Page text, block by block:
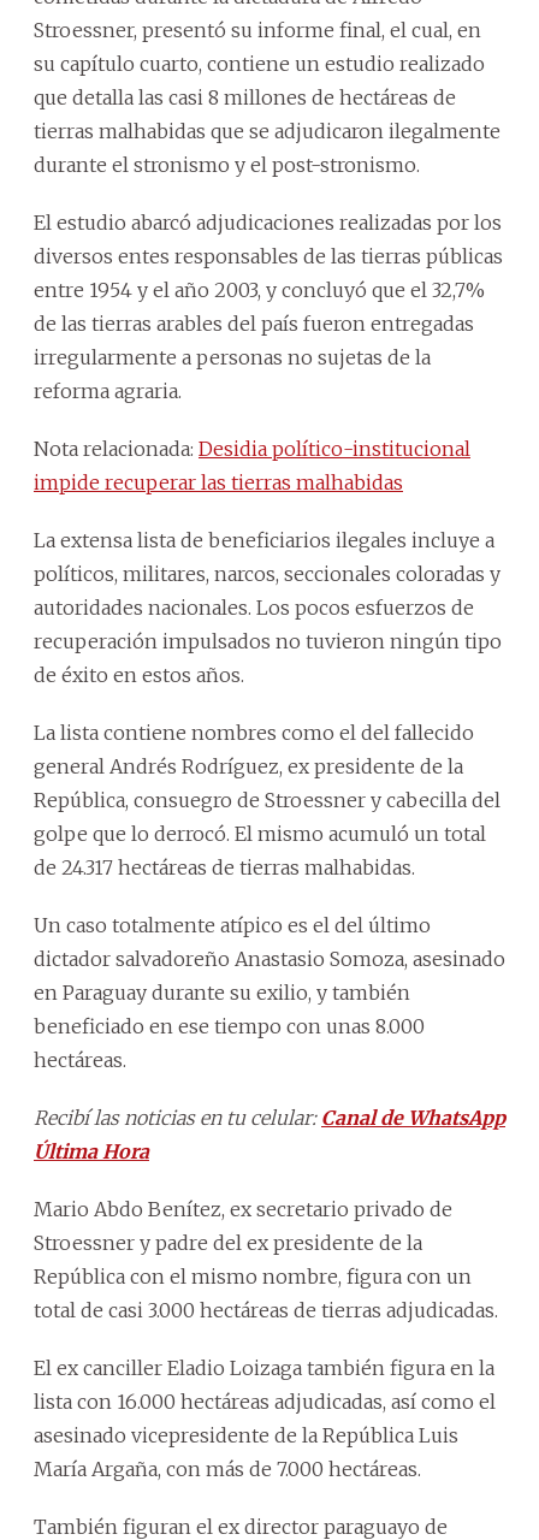
Stroessner, presentó su informe final, el cual, en
su capítulo cuarto, contiene un estudio realizado
que detalla las casi 8 millones de hectáreas de
tierras malhabidas que se adjudicaron ilegalmente
durante el stronismo y el post-stronismo.
El estudio abarcó adjudicaciones realizadas por los
diversos entes responsables de las tierras públicas
entre 1954 y el año 2003, y concluyó que el 32,7%
de las tierras arables del país fueron entregadas
irregularmente a personas no sujetas de la
reforma agraria.
Nota relacionada: Desidia político-institucional
impide recuperar las tierras malhabidas
La extensa lista de beneficiarios ilegales incluye a
políticos, militares, narcos, seccionales coloradas y
autoridades nacionales. Los pocos esfuerzos de
recuperación impulsados no tuvieron ningún tipo
de éxito en estos años.
La lista contiene nombres como el del fallecido
general Andrés Rodríguez, ex presidente de la
República, consuegro de Stroessner y cabecilla del
golpe que lo derrocó. El mismo acumuló un total
de 24.317 hectáreas de tierras malhabidas.
Un caso totalmente atípico es el del último
dictador salvadoreño Anastasio Somoza, asesinado
en Paraguay durante su exilio, y también
beneficiado en ese tiempo con unas 8.000
hectáreas.
Recibí las noticias en tu celular: Canal de WhatsApp
Última Hora
Mario Abdo Benítez, ex secretario privado de
Stroessner y padre del ex presidente de la
República con el mismo nombre, figura con un
total de casi 3.000 hectáreas de tierras adjudicadas.
El ex canciller Eladio Loizaga también figura en la
lista con 16.000 hectáreas adjudicadas, así como el
asesinado vicepresidente de la República Luis
María Argaña, con más de 7.000 hectáreas.
También figuran el ex director paraguayo de